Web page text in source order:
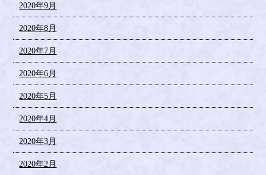
2020年9月
2020年8月
2020年7月
2020年6月
2020年5月
2020年4月
2020年3月
2020年2月